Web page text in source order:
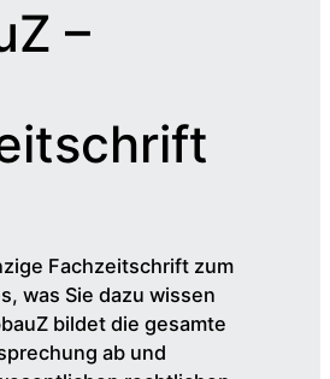
–
Fachzeitschrift zum
was Sie dazu wissen
bildet die gesamte
ab und